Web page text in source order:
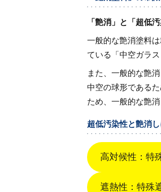
「艶消」と「超低
一般的な艶消塗料
ている「中空ガラ
また、一般的な艶
中空の球形である
ため、一般的な艶
超低汚染性と艶消
高対候性：特
遮熱性：特殊